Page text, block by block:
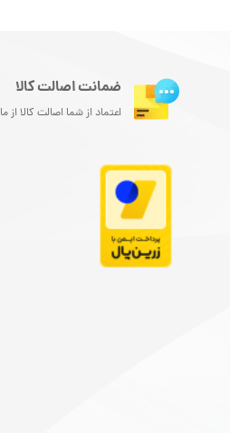
ضمانت اصالت کالا
اعتماد از شما اصالت کالا از ما